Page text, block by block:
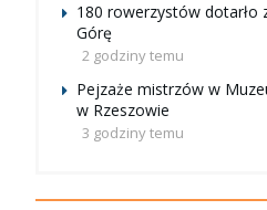
180 rowerzystów dotarło
Górę
2 godziny temu
Pejzaże mistrzów w
w Rzeszowie
3 godziny temu